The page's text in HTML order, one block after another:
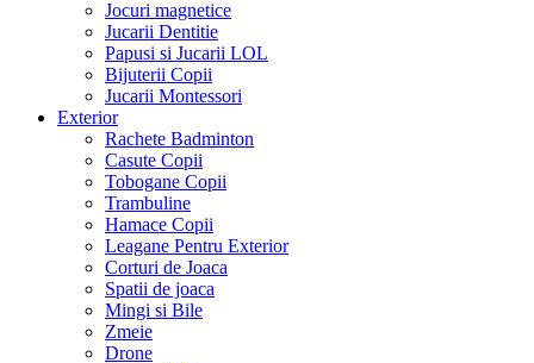
Jocuri magnetice
Jucarii Dentitie
Papusi si Jucarii LOL
Bijuterii Copii
Jucarii Montessori
Exterior
Rachete Badminton
Casute Copii
Tobogane Copii
Trambuline
Hamace Copii
Leagane Pentru Exterior
Corturi de Joaca
Spatii de joaca
Mingi si Bile
Zmeie
Drone